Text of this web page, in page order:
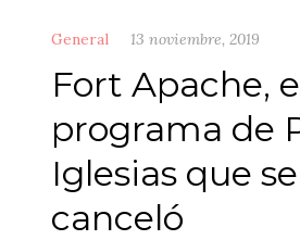
General 13 noviembre, 2019
Fort Apache,
programa de
Iglesias que se
canceló